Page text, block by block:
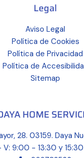
Legal
Aviso Legal
Política de Cookies
Política de Privacidad
Política de
Sitemap
HOME
28. 03159. Daya
V: 9:00 - 13:30 y